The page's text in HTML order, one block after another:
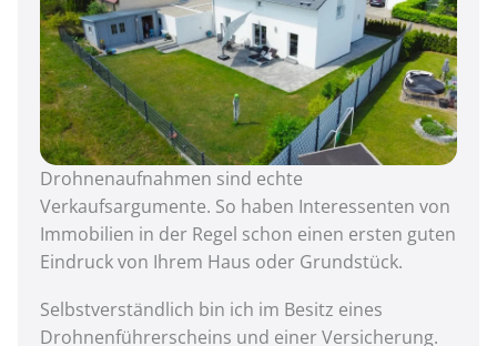
Drohnenaufnahmen sind echte
Verkaufsargumente. So haben Interessenten von
Immobilien in der Regel schon einen ersten guten
Eindruck von Ihrem Haus oder Grundstück.
Selbstverständlich bin ich im Besitz eines
Drohnenführerscheins und einer Versicherung.